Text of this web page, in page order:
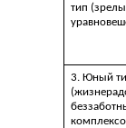
тип
3. Юный